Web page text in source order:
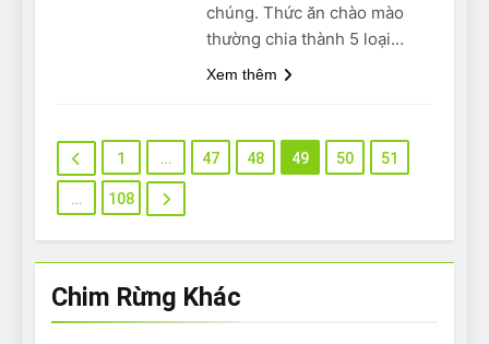
Chim Rừng Khác
chúng. Thức ăn chào mào
thường chia thành 5 loại…
Xem thêm
1 … 47 48 49 50 51
… 108